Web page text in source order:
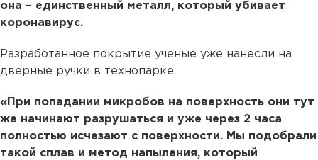
она – единственный металл, который убивает
коронавирус.
Разработанное покрытие ученые уже нанесли на
дверные ручки в технопарке.
«При попадании микробов на поверхность они тут
же начинают разрушаться и уже через 2 часа
полностью исчезают с поверхности. Мы подобрали
такой сплав и метод напыления, который